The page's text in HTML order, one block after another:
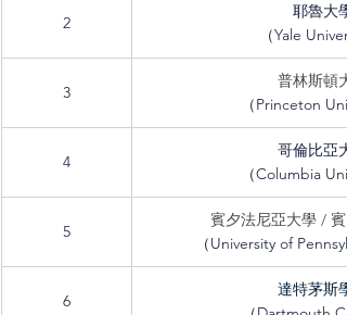
2
耶魯大學
（Yale
3
普林斯頓
（Princeton
4
哥倫比亞
（Columbia
5
賓夕法尼亞大學 / 賓
（University of
6
達特茅斯